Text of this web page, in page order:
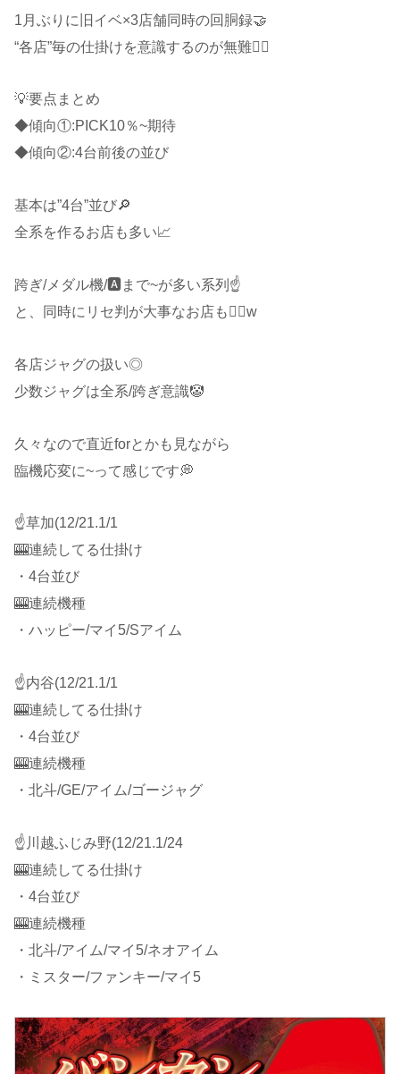
1月ぶりに旧イベ×3店舗同時の回胴録🤝
“各店”毎の仕掛けを意識するのが無難🙋‍♂️
💡要点まとめ
◆傾向①:PICK10％~期待
◆傾向②:4台前後の並び
基本は”4台”並び🔎
全系を作るお店も多い📈
跨ぎ/メダル機/🅰️まで~が多い系列☝️
と、同時にリセ判が大事なお店も🙋‍♂️w
各店ジャグの扱い◎
少数ジャグは全系/跨ぎ意識🤡
久々なので直近forとかも見ながら
臨機応変に~って感じです💭
☝️草加(12/21.1/1
🎰連続してる仕掛け
・4台並び
🎰連続機種
・ハッピー/マイ5/Sアイム
☝️内谷(12/21.1/1
🎰連続してる仕掛け
・4台並び
🎰連続機種
・北斗/GE/アイム/ゴージャグ
☝️川越ふじみ野(12/21.1/24
🎰連続してる仕掛け
・4台並び
🎰連続機種
・北斗/アイム/マイ5/ネオアイム
・ミスター/ファンキー/マイ5